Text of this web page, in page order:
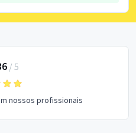
/ 5
nossos profissionais